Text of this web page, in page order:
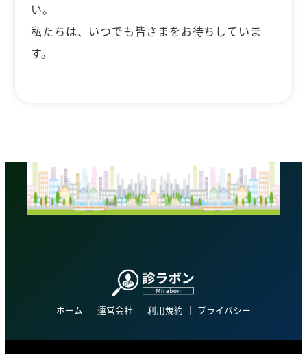
い。
私たちは、いつでも皆さまをお待ちしていま
す。
ホーム │ 運営会社 │ 利用規約 │ プライバシー